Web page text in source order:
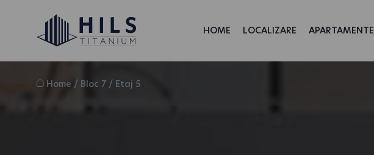
HOME LOCALIZARE APARTAMENTE
Home / Bloc 7 / Etaj 5